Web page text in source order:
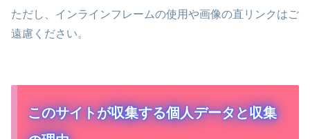
ただし、インラインフレームの使用や画像の直リンクはご
遠慮ください。
このサイトが収集する個人データと収集